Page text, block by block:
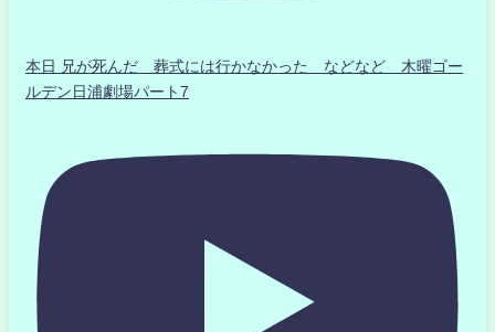
本日 兄が死んだ 葬式には行かなかった などなど 木曜ゴー
ルデン日浦劇場パート7